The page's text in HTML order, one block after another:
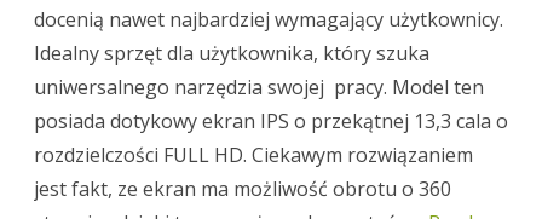
docenią nawet najbardziej wymagający użytkownicy.
Idealny sprzęt dla użytkownika, który szuka
uniwersalnego narzędzia swojej pracy. Model ten
posiada dotykowy ekran IPS o przekątnej 13,3 cala o
rozdzielczości FULL HD. Ciekawym rozwiązaniem
jest fakt, ze ekran ma możliwość obrotu o 360